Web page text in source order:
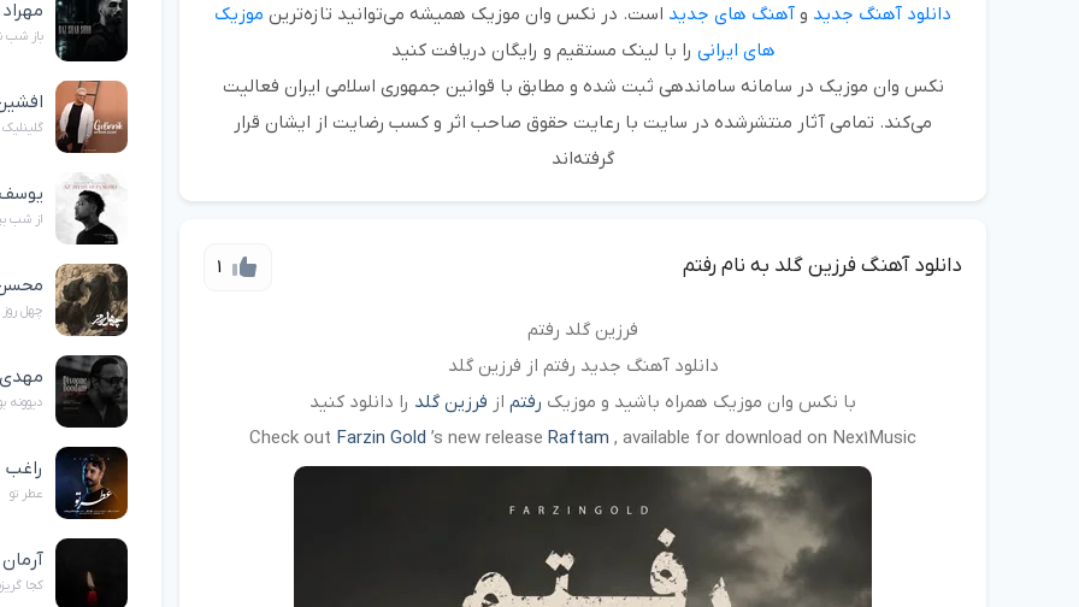
دانلود آهنگ جدید و آهنگ های جدید است. در نکس وان موزیک همیشه می‌توانید تازه‌ترین موزیک
های ایرانی را با لینک مستقیم و رایگان دریافت کنید
نکس وان موزیک در سامانه ساماندهی ثبت شده و مطابق با قوانین جمهوری اسلامی ایران فعالیت
می‌کند. تمامی آثار منتشرشده در سایت با رعایت حقوق صاحب اثر و کسب رضایت از ایشان قرار
گرفته‌اند
1 دانلود آهنگ فرزین گلد به نام رفتم
فرزین گلد رفتم
دانلود آهنگ جدید رفتم از فرزین گلد
با نکس وان موزیک همراه باشید و موزیک رفتم از فرزین گلد را دانلود کنید
Check out Farzin Gold ’s new release Raftam , available for download on Nex1Music
باز شب
گلینلیک
یوسف
از شب
چهل روز
دیوونه
راغب
عطر تو
کجا